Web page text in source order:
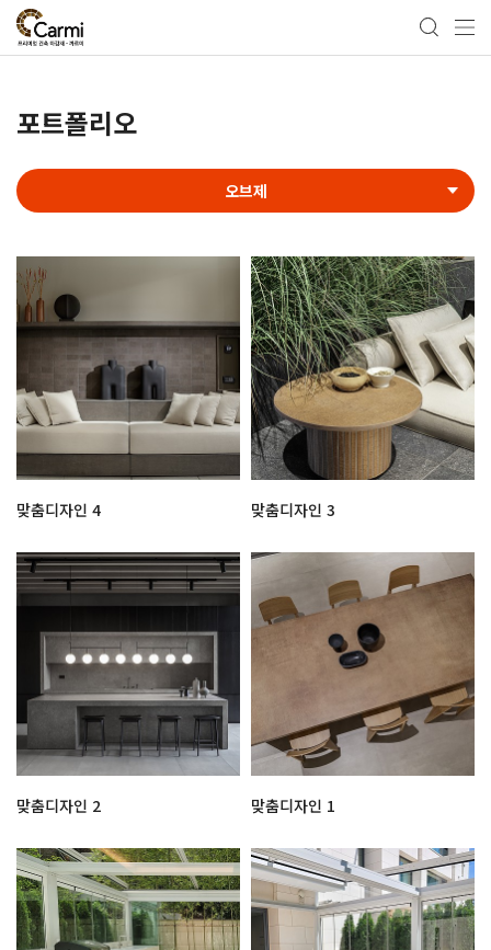
포트폴리오
오브제
맞춤디자인 4 맞춤디자인 3
맞춤디자인 2 맞춤디자인 1